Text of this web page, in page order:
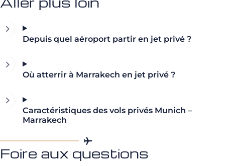
Depuis quel aéroport partir en jet privé ?
Où atterrir à Marrakech en jet privé ?
Caractéristiques des vols privés Munich –
Marrakech
Foire aux questions